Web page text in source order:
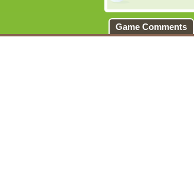
Game Comments